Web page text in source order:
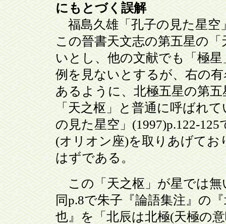
にもとづく誤解
福島久雄「孔子の見た星空
この晉書天文志の第五星の
いとし、他の文献でも「極
例を見ないとするが、右の
あるように、北極五星の第
「天之枢」と普通に呼ばれ
の見た星空」(1997)p.122-
(オリオン座)を取りあげてお
はずである。
この「天之枢」が星では無
同p.8で朱子『論語集注』の
也』を「北辰は北極(天極の